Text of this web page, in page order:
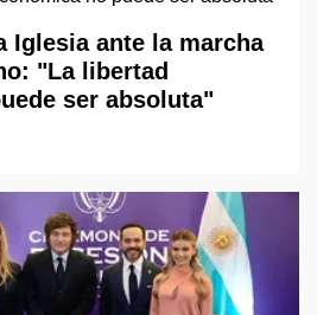
Iglesia ante la marcha
"La libertad
ser absoluta"